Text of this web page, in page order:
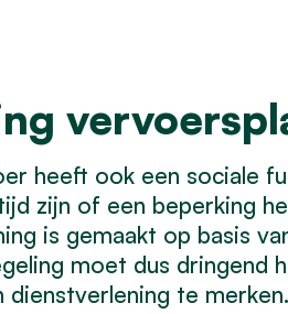
heeft ook een sociale
zijn of een beperking
is gemaakt op basis
moet dus dringend
dienstverlening te